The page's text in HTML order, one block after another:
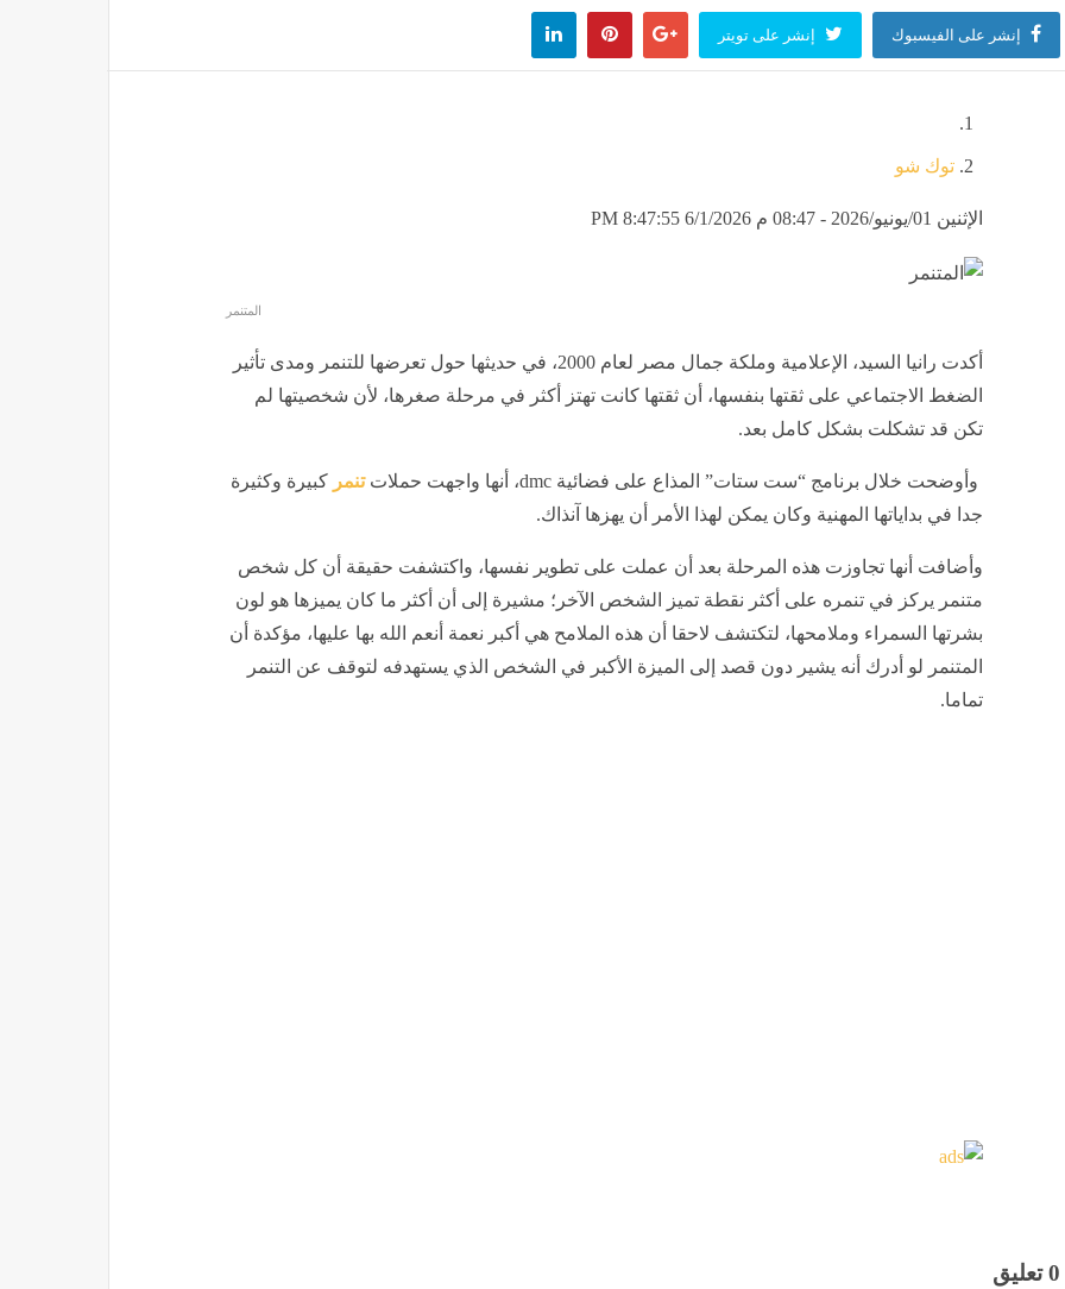
إنشر على الفيسبوك إنشر على تويتر
توك شو
الإثنين 01/يونيو/2026 - 08:47 م 6/1/2026 8:47:55 PM
المتنمر
أكدت رانيا السيد، الإعلامية وملكة جمال مصر لعام 2000، في حديثها حول تعرضها للتنمر ومدى تأثير
الضغط الاجتماعي على ثقتها بنفسها، أن ثقتها كانت تهتز أكثر في مرحلة صغرها، لأن شخصيتها لم
تكن قد تشكلت بشكل كامل بعد.
وأوضحت خلال برنامج “ست ستات” المذاع على فضائية dmc، أنها واجهت حملات تنمر كبيرة وكثيرة
جدا في بداياتها المهنية وكان يمكن لهذا الأمر أن يهزها آنذاك.
وأضافت أنها تجاوزت هذه المرحلة بعد أن عملت على تطوير نفسها، واكتشفت حقيقة أن كل شخص
متنمر يركز في تنمره على أكثر نقطة تميز الشخص الآخر؛ مشيرة إلى أن أكثر ما كان يميزها هو لون
بشرتها السمراء وملامحها، لتكتشف لاحقا أن هذه الملامح هي أكبر نعمة أنعم الله بها عليها، مؤكدة أن
المتنمر لو أدرك أنه يشير دون قصد إلى الميزة الأكبر في الشخص الذي يستهدفه لتوقف عن التنمر
تماما.
0 تعليق